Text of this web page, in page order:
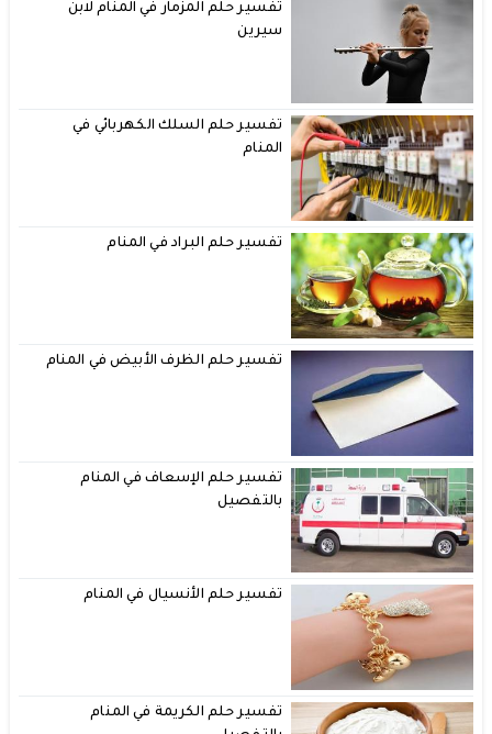
تفسير حلم المزمار في المنام لابن
سيرين
تفسير حلم السلك الكهربائي في
المنام
تفسير حلم البراد في المنام
تفسير حلم الظرف الأبيض في المنام
تفسير حلم الإسعاف في المنام
بالتفصيل
تفسير حلم الأنسيال في المنام
تفسير حلم الكريمة في المنام